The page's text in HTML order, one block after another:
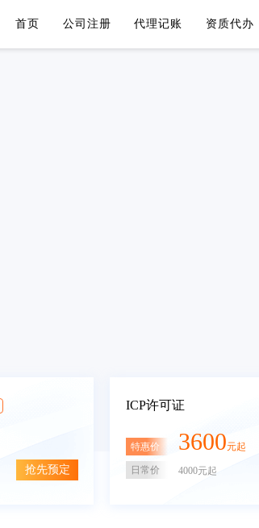
首页 公司注册 代理记账 资质代办
抢先预定
ICP许可证
特惠价 3600元起
日常价 4000元起